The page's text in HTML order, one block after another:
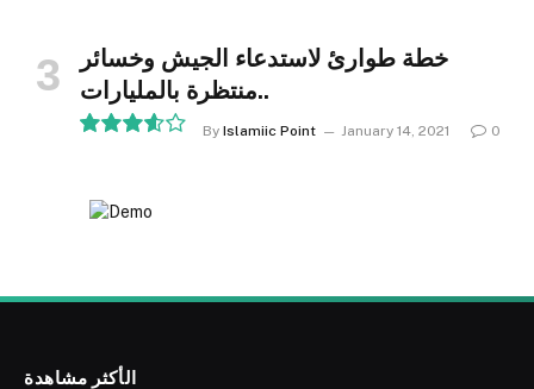
خطة طوارئ لاستدعاء الجيش وخسائر
منتظرة بالمليارات..
By Islamiic Point January 14, 2021 0
الأكثر مشاهدة